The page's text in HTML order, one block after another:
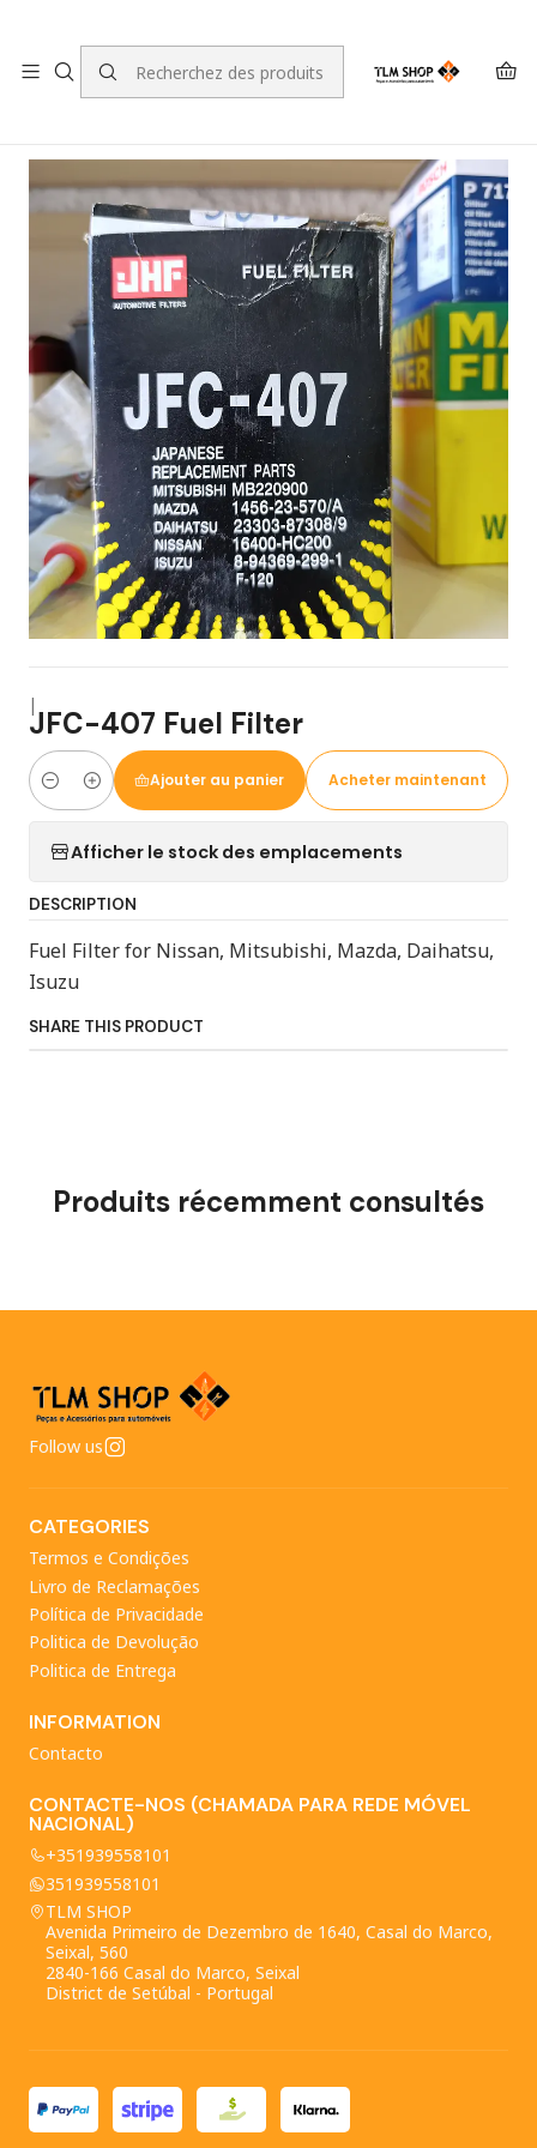
Accueil LOJA ONLINE Mecânica Filtros de Combustível
JFC-407 Fuel Filter
|
JFC-407 Fuel Filter
Quantité
Ajouter au panier Acheter maintenant
Afficher le stock des emplacements
DESCRIPTION
Fuel Filter for Nissan, Mitsubishi, Mazda, Daihatsu,
Isuzu
SHARE THIS PRODUCT
Produits récemment consultés
Follow us
CATEGORIES
Termos e Condições
Livro de Reclamações
Política de Privacidade
Politica de Devolução
Politica de Entrega
INFORMATION
Contacto
CONTACTE-NOS (CHAMADA PARA REDE MÓVEL
NACIONAL)
+351939558101
351939558101
TLM SHOP
Avenida Primeiro de Dezembro de 1640, Casal do Marco,
Seixal, 560
2840-166 Casal do Marco, Seixal
District de Setúbal - Portugal